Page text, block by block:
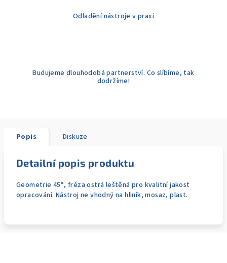
Odladění nástroje v praxi
Budujeme dlouhodobá partnerství. Co slíbíme, tak
dodržíme!
Popis Diskuze
Detailní popis produktu
Geometrie 45°, fréza ostrá leštěná pro kvalitní jakost
opracování. Nástroj ne vhodný na hliník, mosaz, plast.